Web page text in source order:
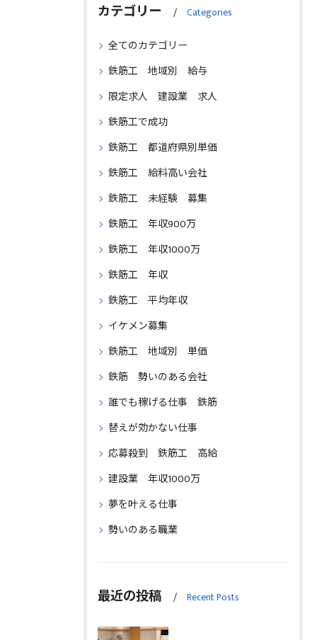
カテゴリー Categories
全てのカテゴリー
鉄筋工 地域別 給与
限定求人 建設業 求人
鉄筋工で成功
鉄筋工 都道府県別単価
鉄筋工 給料高い会社
鉄筋工 未経験 募集
鉄筋工 年収900万
鉄筋工 年収1000万
鉄筋工 年収
鉄筋工 平均年収
イケメン募集
鉄筋工 地域別 単価
鉄筋 勢いのある会社
誰でも稼げる仕事 鉄筋
替えが効かない仕事
応募殺到 鉄筋工 高給
建設業 年収1000万
夢を叶える仕事
勢いのある職業
最近の投稿 Recent Posts